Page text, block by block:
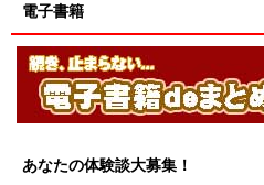
電子書籍
あなたの体験談大募集！